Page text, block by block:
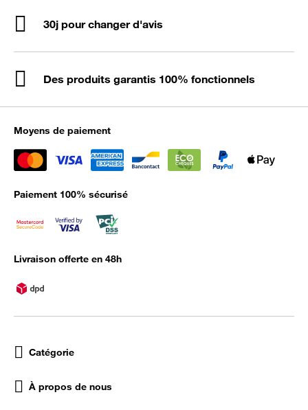
30j pour changer d'avis
Des produits garantis 100% fonctionnels
Moyens de paiement
Paiement 100% sécurisé
Livraison offerte en 48h
Catégorie
À propos de nous